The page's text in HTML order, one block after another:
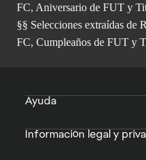
FC, Aniversario de FUT y
§§ Selecciones extraídas de
FC, Cumpleaños de FUT y
Ayuda
Información legal y